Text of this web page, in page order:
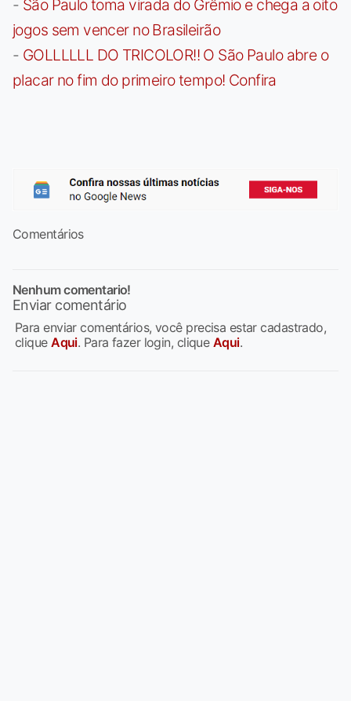
- São Paulo toma virada do Grêmio e chega a oito
jogos sem vencer no Brasileirão
- GOLLLLLL DO TRICOLOR!! O São Paulo abre o
placar no fim do primeiro tempo! Confira
Comentários
Nenhum comentario!
Enviar comentário
Para enviar comentários, você precisa estar cadastrado,
cliqueAqui. Para fazer login, clique Aqui.